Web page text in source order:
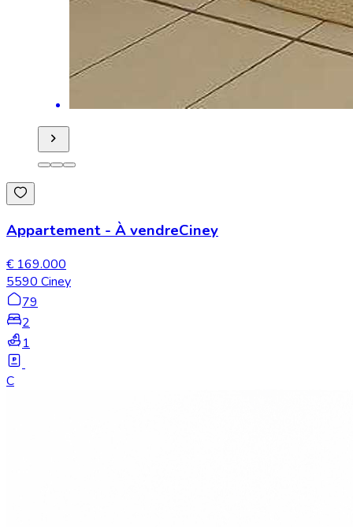
Appartement - À vendreCiney
€ 169.000
5590 Ciney
79
2
1
C